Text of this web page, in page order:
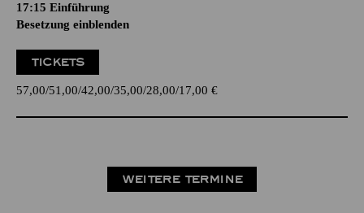
17:15 Einführung
Besetzung einblenden
TICKETS
57,00 51,00 42,00 35,00 28,00 17,00 €
WEITERE TERMINE